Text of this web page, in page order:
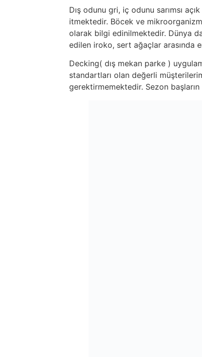
Dış odunu gri, iç odunu sarımsı
itmektedir. Böcek ve
olarak bilgi edinilmektedir. Dünya
edilen iroko, sert ağaçlar arasında
Decking( dış mekan parke )
standartları olan değerli
gerektirmemektedir. Sezon